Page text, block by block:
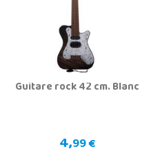
Guitare rock 42 cm. Blanc
4,99 €